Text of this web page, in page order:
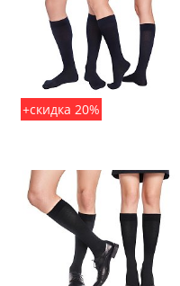
+скидка 20%